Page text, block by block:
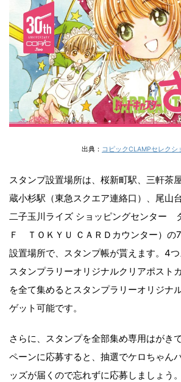
出典： コピックCLAMPセレクシ
スタンプ設置場所は、桜新町駅、三軒茶
蔵小杉駅（東急スクエア連絡口）、尾山
二子玉川ライズ ショッピングセンター
Ｆ ＴＯＫＹＵ ＣＡＲＤカウンター）の
設置場所で、スタンプ帳が貰えます。4
スタンプラリーオリジナルクリアポスト
を全て集めるとスタンプラリーオリジナ
ゲット可能です。
さらに、スタンプを全部集め専用はがき
ペーンに応募すると、抽選でケロちゃん
ッズが届くので忘れずに応募しましょう。